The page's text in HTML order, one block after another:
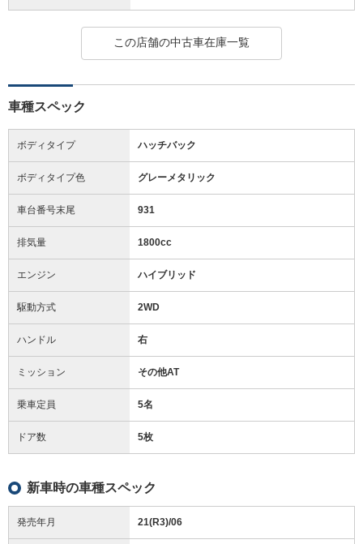
この店舗の中古車在庫一覧
車種スペック
ボディタイプ ハッチバック
ボディタイプ色 グレーメタリック
車台番号末尾 931
排気量 1800cc
エンジン ハイブリッド
駆動方式 2WD
ハンドル 右
ミッション その他AT
乗車定員 5名
ドア数 5枚
新車時の車種スペック
発売年月 21(R3)/06